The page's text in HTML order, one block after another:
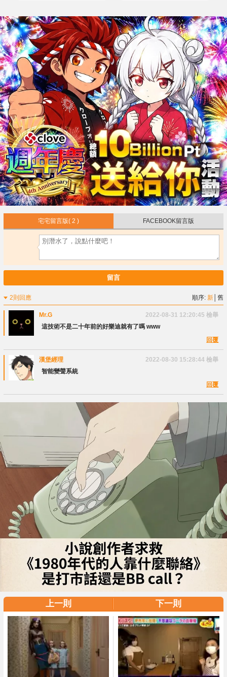
宅宅留言版( 2 ) FACEBOOK留言版
留言
2則回應 順序:新 │舊
Mr.G 2022-08-31 12:20:45 檢舉
這技術不是二十年前的好樂迪就有了嗎 www
回覆
漢堡經理 2022-08-30 15:28:44 檢舉
智能變聲系統
回覆
上一則 下一則